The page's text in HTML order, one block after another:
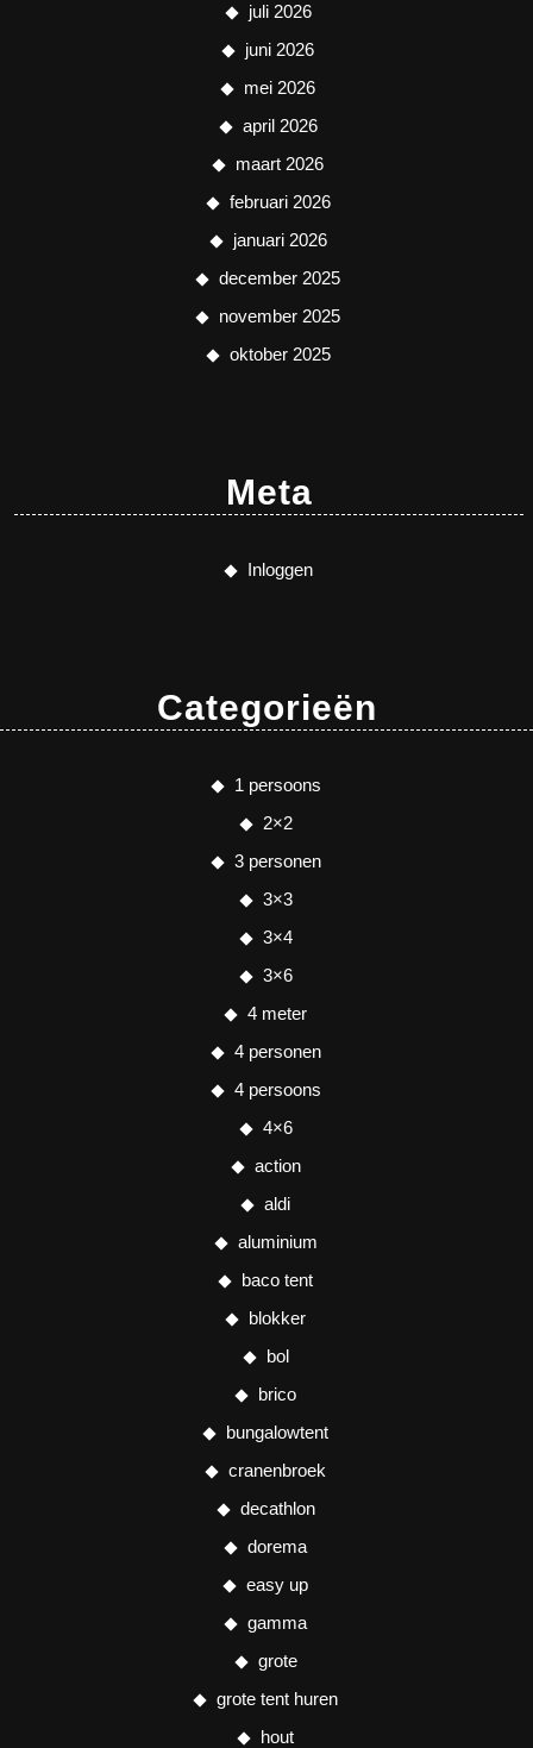
juli 2026
juni 2026
mei 2026
april 2026
maart 2026
februari 2026
januari 2026
december 2025
november 2025
oktober 2025
Meta
Inloggen
Categorieën
1 persoons
2×2
3 personen
3×3
3×4
3×6
4 meter
4 personen
4 persoons
4×6
action
aldi
aluminium
baco tent
blokker
bol
brico
bungalowtent
cranenbroek
decathlon
dorema
easy up
gamma
grote
grote tent huren
hout